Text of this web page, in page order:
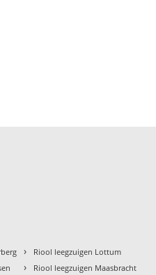
› Riool leegzuigen Lottum
› Riool leegzuigen Maasbracht